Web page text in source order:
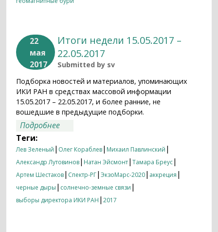
22
мая
2017
Итоги недели 15.05.2017 –
22.05.2017
Submitted by sv
Подборка новостей и материалов, упоминающих
ИКИ РАН в средствах массовой информации
15.05.2017 – 22.05.2017, и более ранние, не
вошедшие в предыдущие подборки.
Подробнее
Теги:
Лев Зеленый | Олег Кораблев| Михаил Павлинский |
Александр Лутовинов| Натан Эйсмонт|Тамара Бреус|
Артем Шестаков| Спектр-РГ|ЭкзоМарс-2020| аккреция |
черные дыры | солнечно-земные связи |
выборы директора ИКИ РАН |2017